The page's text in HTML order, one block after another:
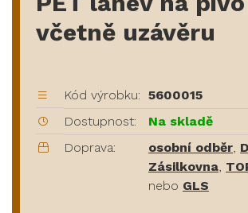
včetně uzávěru
Kód výrobku: 5600015
Dostupnost:
Na skladě
Doprava:
osobní odběr
Zásilkovna
nebo GLS